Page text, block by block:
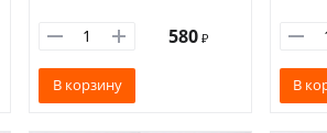
580 ₽
В корзину В